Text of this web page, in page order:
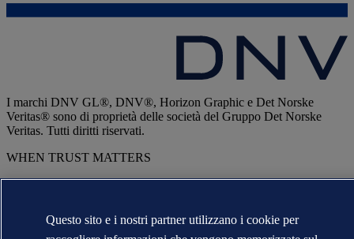
I marchi DNV GL®, DNV®, Horizon Graphic e Det Norske
Veritas® sono di proprietà delle società del Gruppo Det Norske
Veritas. Tutti diritti riservati.
WHEN TRUST MATTERS
Questo sito e i nostri partner utilizzano i cookie per